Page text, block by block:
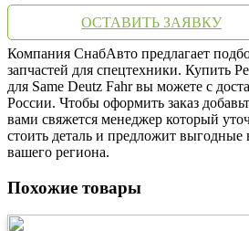
ОСТАВИТЬ ЗАЯВКУ
Компания СнабАвто предлагает
запчастей для спецтехники. Купить
для Same Deutz Fahr вы можете с
России. Чтобы оформить заказ
вами свяжется менеджер который
стоить деталь и предложит выгодные
вашего региона.
Похожие товары